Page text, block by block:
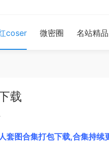
coser 微密圈 名站精品
载
套图合集打包下载,合集持续